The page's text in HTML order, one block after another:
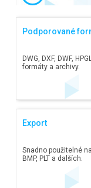
Podporované
DWG, DXF, DWF,
formáty a archivy.
Export
Snadno použitelné
BMP, PLT a dalších.